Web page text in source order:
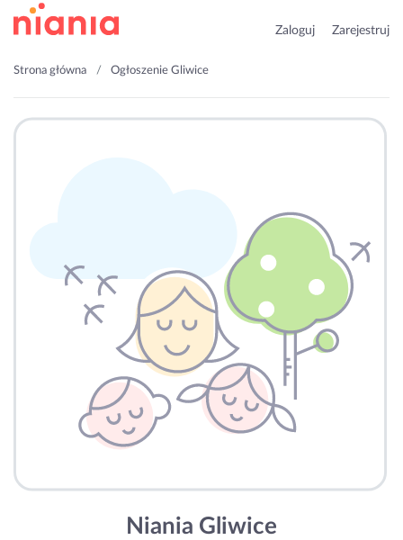
Zaloguj Zarejestruj
Strona główna Ogłoszenie Gliwice
Niania Gliwice